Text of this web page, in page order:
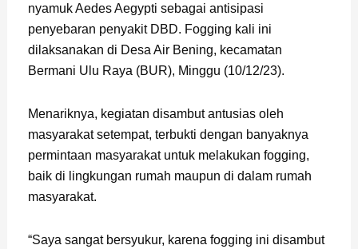
nyamuk Aedes Aegypti sebagai antisipasi
penyebaran penyakit DBD. Fogging kali ini
dilaksanakan di Desa Air Bening, kecamatan
Bermani Ulu Raya (BUR), Minggu (10/12/23).
Menariknya, kegiatan disambut antusias oleh
masyarakat setempat, terbukti dengan banyaknya
permintaan masyarakat untuk melakukan fogging,
baik di lingkungan rumah maupun di dalam rumah
masyarakat.
“Saya sangat bersyukur, karena fogging ini disambut